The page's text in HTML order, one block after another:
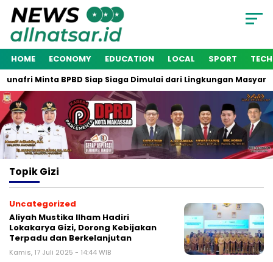
HOME ECONOMY EDUCATION LOCAL SPORT
Minta BPBD Siap Siaga Dimulai dari Lingkungan
TopikGizi
Uncategorized
Aliyah Mustika Ilham Hadiri
Lokakarya Gizi, Dorong Kebijakan
Terpadu dan Berkelanjutan
Kamis, 17 Juli 2025 - 14:44 WIB